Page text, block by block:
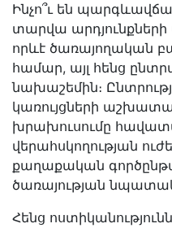
Ինչո՞ւ են
տարվա
որևէ ծառայողական
համար, այլ հենց
նախաշեմին։
կառույցների
խրախուսումը
վերահսկողության
քաղաքական
ծառայության նպատակ
Հենց